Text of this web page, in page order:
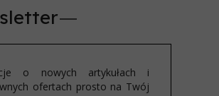
o nowych artykułach i
ofertach prosto na Twój